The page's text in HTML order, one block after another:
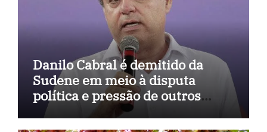
Danilo Cabral é demitido da
Sudene em meio à disputa
política e pressão de outros
estados